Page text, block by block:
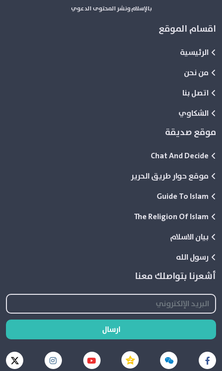
بالإسلام ونشر المحتوى الدعوي
اقسام الموقع
الرئيسية
من نحن
اتصل بنا
الشكاوي
موقع صديقة
Chat And Decide
موقع حوار طريق الحرير
Guide To Islam
The Religion Of Islam
بيان الاسلام
رسول الله
أشعرنا بتواصلك معنا
ارسال